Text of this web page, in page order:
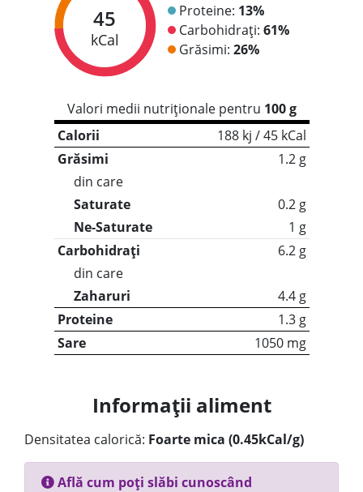
45
kCal
Proteine: 13%
Carbohidrați: 61%
Grăsimi: 26%
Valori medii nutriționale pentru 100 g
Calorii
188 kj / 45 kCal
Grăsimi
1.2 g
din care
Saturate
0.2 g
Ne-Saturate
1 g
Carbohidrați
6.2 g
din care
Zaharuri
4.4 g
Proteine
1.3 g
Sare
1050 mg
Informații aliment
Densitatea calorică: Foarte mica (0.45kCal/g)
Află cum poți slăbi cunoscând